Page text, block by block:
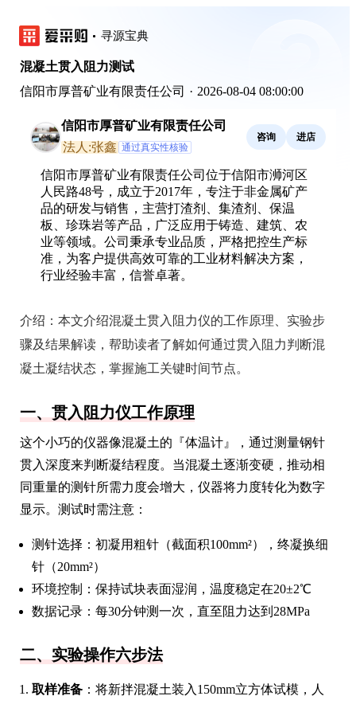
寻源宝典
混凝土贯入阻力测试
信阳市厚普矿业有限责任公司 · 2026-08-04 08:00:00
信阳市厚普矿业有限责任公司
法人:张鑫 通过真实性核验
咨询 进店
信阳市厚普矿业有限责任公司位于信阳市浉河区
人民路48号，成立于2017年，专注于非金属矿产
品的研发与销售，主营打渣剂、集渣剂、保温
板、珍珠岩等产品，广泛应用于铸造、建筑、农
业等领域。公司秉承专业品质，严格把控生产标
准，为客户提供高效可靠的工业材料解决方案，
行业经验丰富，信誉卓著。
介绍： 本文介绍混凝土贯入阻力仪的工作原理、实验步
骤及结果解读，帮助读者了解如何通过贯入阻力判断混
凝土凝结状态，掌握施工关键时间节点。
一、贯入阻力仪工作原理
这个小巧的仪器像混凝土的『体温计』，通过测量钢针
贯入深度来判断凝结程度。当混凝土逐渐变硬，推动相
同重量的测针所需力度会增大，仪器将力度转化为数字
显示。测试时需注意：
测针选择：初凝用粗针（截面积100mm²），终凝换细
针（20mm²）
环境控制：保持试块表面湿润，温度稳定在20±2℃
数据记录：每30分钟测一次，直至阻力达到28MPa
二、实验操作六步法
取样准备 ：将新拌混凝土装入150mm立方体试模，人